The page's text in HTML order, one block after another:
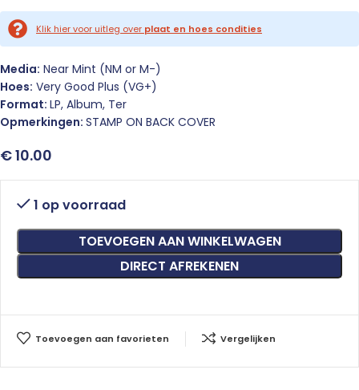
Klik hier voor uitleg over plaat en hoes condities
Media: Near Mint (NM or M-)
Hoes: Very Good Plus (VG+)
Format: LP, Album, Ter
Opmerkingen: STAMP ON BACK COVER
€10.00
1 op voorraad
TOEVOEGEN AAN WINKELWAGEN
DIRECT AFREKENEN
Toevoegen aan favorieten Vergelijken